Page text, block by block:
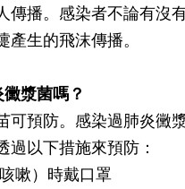
傳播。感染者不論有沒
生的飛沫傳播。
漿菌嗎？
可預防。感染過肺炎黴
以下措施來預防：
嗽）時戴口罩